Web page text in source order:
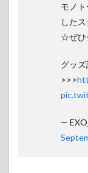
モノ
した
☆ぜひ
グッ
>>>
—